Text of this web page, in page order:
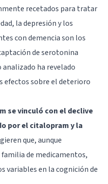
recetados para tratar
la depresión y los
con demencia son los
de serotonina
analizado ha revelado
efectos sobre el deterioro
se vinculó con el declive
por elcitalopramy la
que, aunque
de medicamentos,
variables en la cognición de